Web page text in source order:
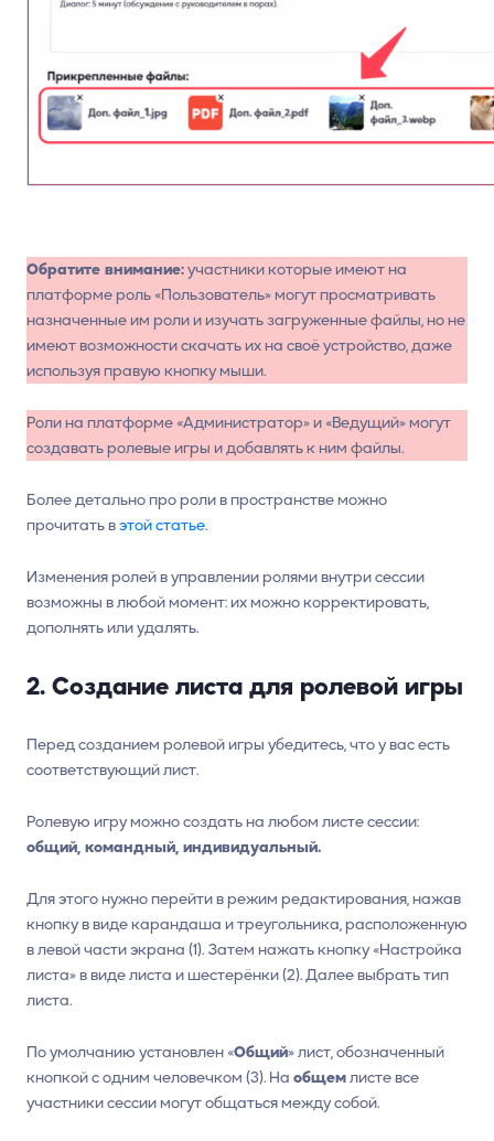
Обратите внимание:участники которые имеют на
платформе роль «Пользователь» могут просматривать
назначенные им роли и изучать загруженные файлы, но не
имеют возможности скачать их на своё устройство, даже
используя правую кнопку мыши.
Роли на платформе «Администратор» и «Ведущий» могут
создавать ролевые игры и добавлять к ним файлы.
Более детально про роли в пространстве можно
прочитать вэтой статье.
Изменения ролей в управлении ролями внутри сессии
возможны в любой момент: их можно корректировать,
дополнять или удалять.
2. Создание листа для ролевой игры
Перед созданием ролевой игры убедитесь, что у вас есть
соответствующий лист.
Ролевую игру можно создать на любом листе сессии:
общий, командный, индивидуальный.
Для этого нужно перейти в режим редактирования, нажав
кнопку в виде карандаша и треугольника, расположенную
в левой части экрана (1). Затем нажать кнопку «Настройка
листа» в виде листа и шестерёнки (2). Далее выбрать тип
листа.
По умолчанию установлен «Общий» лист, обозначенный
кнопкой с одним человечком (3). Наобщемлисте все
участники сессии могут общаться между собой.